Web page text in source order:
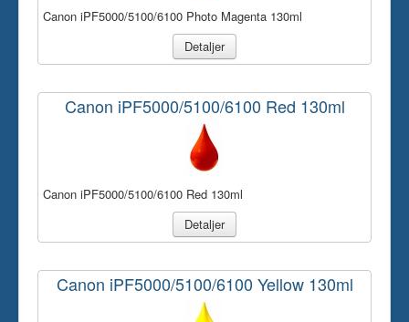
Canon iPF5000/5100/6100 Photo Magenta 130ml
Detaljer
Canon iPF5000/5100/6100 Red 130ml
Canon iPF5000/5100/6100 Red 130ml
Detaljer
Canon iPF5000/5100/6100 Yellow 130ml